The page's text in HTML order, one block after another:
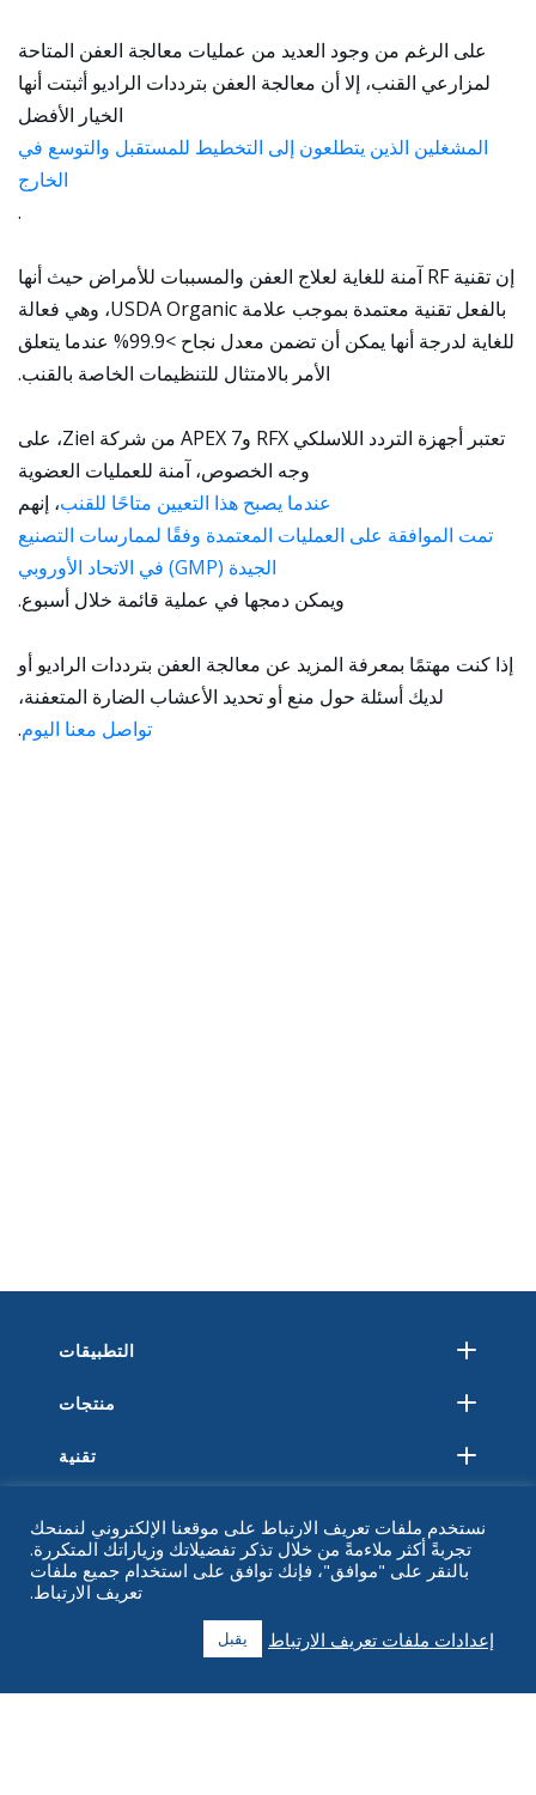
على الرغم من وجود العديد من عمليات معالجة العفن المتاحة
لمزارعي القنب، إلا أن معالجة العفن بترددات الراديو أثبتت أنها
الخيار الأفضل
المشغلين الذين يتطلعون إلى التخطيط للمستقبل والتوسع في
الخارج
.
إن تقنية RF آمنة للغاية لعلاج العفن والمسببات للأمراض حيث أنها
بالفعل تقنية معتمدة بموجب علامة USDA Organic، وهي فعالة
للغاية لدرجة أنها يمكن أن تضمن معدل نجاح >99.9% عندما يتعلق
الأمر بالامتثال للتنظيمات الخاصة بالقنب.
تعتبر أجهزة التردد اللاسلكي RFX وAPEX 7 من شركة Ziel، على
وجه الخصوص، آمنة للعمليات العضوية
عندما يصبح هذا التعيين متاحًا للقنب، إنهم
تمت الموافقة على العمليات المعتمدة وفقًا لممارسات التصنيع
الجيدة (GMP) في الاتحاد الأوروبي
ويمكن دمجها في عملية قائمة خلال أسبوع.
إذا كنت مهتمًا بمعرفة المزيد عن معالجة العفن بترددات الراديو أو
لديك أسئلة حول منع أو تحديد الأعشاب الضارة المتعفنة،
تواصل معنا اليوم.
التطبيقات
منتجات
تقنية
حول
نستخدم ملفات تعريف الارتباط على موقعنا الإلكتروني لنمنحك
تجربةً أكثر ملاءمةً من خلال تذكر تفضيلاتك وزياراتك المتكررة.
بالنقر على "موافق"، فإنك توافق على استخدام جميع ملفات
تعريف الارتباط.
إعدادات ملفات تعريف الارتباط
يقبل